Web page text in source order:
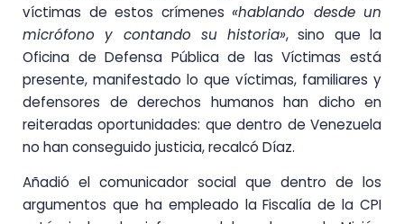
víctimas de estos crímenes «hablando desde un
micrófono y contando su historia», sino que la
Oficina de Defensa Pública de las Víctimas está
presente, manifestado lo que víctimas, familiares y
defensores de derechos humanos han dicho en
reiteradas oportunidades: que dentro de Venezuela
no han conseguido justicia, recalcó Díaz.
Añadió el comunicador social que dentro de los
argumentos que ha empleado la Fiscalía de la CPI